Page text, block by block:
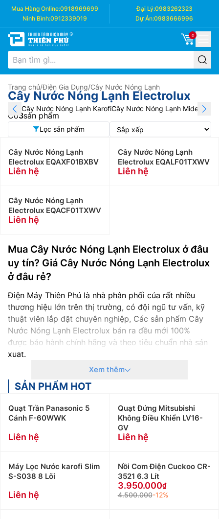
Mua Hàng Online:0918969699 Đại Lý:0983262323
Ninh Bình:0912339019 Dự Án:0983666996
0
Trang chủ/Điện Gia Dụng/Cây Nước Nóng Lạnh
Cây Nước Nóng Lạnh Electrolux
Cây Nước Nóng Lạnh KarofiCây Nước Nóng Lạnh Midea Cây
Có3sản phẩm
Lọc sản phẩm
Cây Nước Nóng Lạnh
Electrolux EQAXF01BXBV
Liên hệ
Cây Nước Nóng Lạnh
Electrolux EQALF01TXWV
Liên hệ
Cây Nước Nóng Lạnh
Electrolux EQACF01TXWV
Liên hệ
Mua Cây Nước Nóng Lạnh Electrolux ở đâu
uy tín? Giá Cây Nước Nóng Lạnh Electrolux
ở đâu rẻ?
Điện Máy Thiên Phú là nhà phân phối của rất nhiều
thương hiệu lớn trên thị trường, có đội ngũ tư vấn, kỹ
thuật viên lắp đặt chuyên nghiệp, Các sản phẩm Cây
Nước Nóng Lạnh Electrolux bán ra đều mới 100%
được bảo hành chính hãng và theo tiêu chuẩn nhà sản
xuất.
Cam kết Giá Cây Nước Nóng Lạnh Electrolux tốt
nhất thị trường với 100% sản phẩm chính hãng
Electrolux thuận tiện, bằng tiền mặt, Sec hoặc
chuyển khoản
Để được tư vấn miễn phí, hỗ trợ kỹ thuật, hướng
dẫn sử dụng quý khách hàng vui lòng liên hệ:
Khách hàng là nhà thầu, Xây dựng công trình lớn
muốn hỗ trợ về thiết kế, tư vấn về kỹ thuật cũng
như cần kỹ thuật viên thi công lắp đặt tại công
trình vui lòng Liên Hệ: 0919876633
Xem thêm
SẢN PHẨM HOT
Quạt Trần Panasonic 5
Cánh F-60WWK
Liên hệ
Quạt Đứng Mitsubishi
Không Điều Khiển LV16-
GV
Liên hệ
Máy Lọc Nước karofi Slim
S-S038 8 Lõi
Liên hệ
Nồi Cơm Điện Cuckoo CR-
3521 6.3 Lít
3.950.000
4.500.000-12%